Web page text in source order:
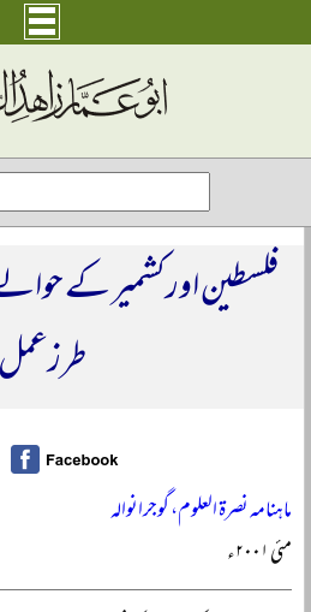
فلسطین اور کشمیر کے
طرزعمل
ماہنامہ نصرۃ العلوم، گوجرانوالہ
مئی ۲۰۰۱ء